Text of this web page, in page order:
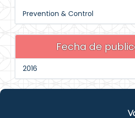
Prevention & Control
Fecha de
2016